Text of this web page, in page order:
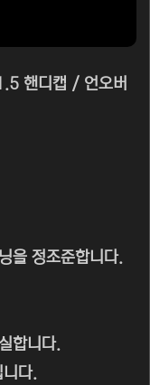
핸디캡 / 언오버
을 정조준합니다.
합니다.
니다.